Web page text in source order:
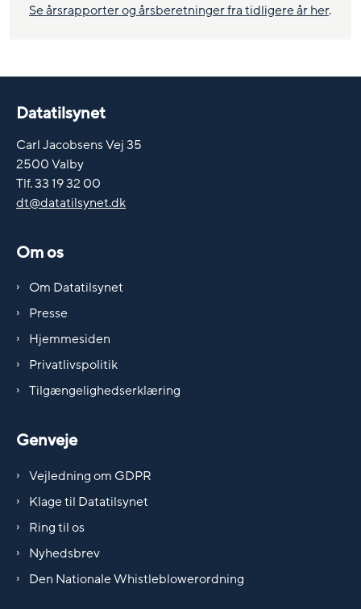
Se årsrapporter og årsberetninger fra tidligere år her.
Datatilsynet
Carl Jacobsens Vej 35
2500 Valby
Tlf. 33 19 32 00
dt@datatilsynet.dk
Om os
Om Datatilsynet
Presse
Hjemmesiden
Privatlivspolitik
Tilgængelighedserklæring
Genveje
Vejledning om GDPR
Klage til Datatilsynet
Ring til os
Nyhedsbrev
Den Nationale Whistleblowerordning